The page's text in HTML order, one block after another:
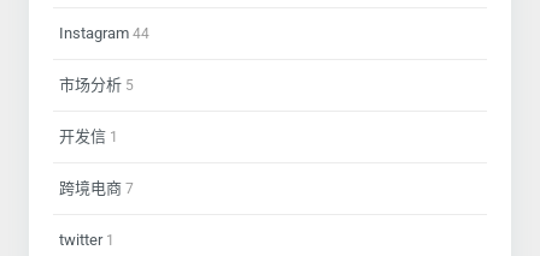
Instagram 44
市场分析 5
开发信 1
跨境电商 7
twitter1